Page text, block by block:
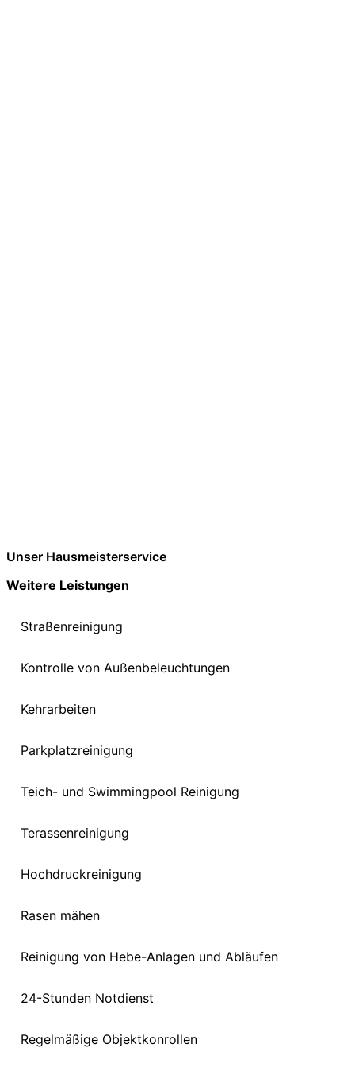
Unser Hausmeisterservice
Weitere Leistungen
Straßenreinigung
Kontrolle von Außenbeleuchtungen
Kehrarbeiten
Parkplatzreinigung
Teich- und Swimmingpool Reinigung
Terassenreinigung
Hochdruckreinigung
Rasen mähen
Reinigung von Hebe-Anlagen und Abläufen
24-Stunden Notdienst
Regelmäßige Objektkonrollen